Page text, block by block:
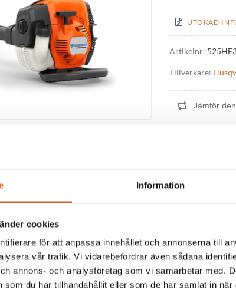
Information
cookies
för att anpassa innehållet och annonserna till
vår trafik. Vi vidarebefordrar även sådana
annons- och analysföretag som vi samarbetar med.
som du har tillhandahållit eller som de har samlat in
UTÖKAD
Artikelnr:
Tillverkare:
Produkttaggar